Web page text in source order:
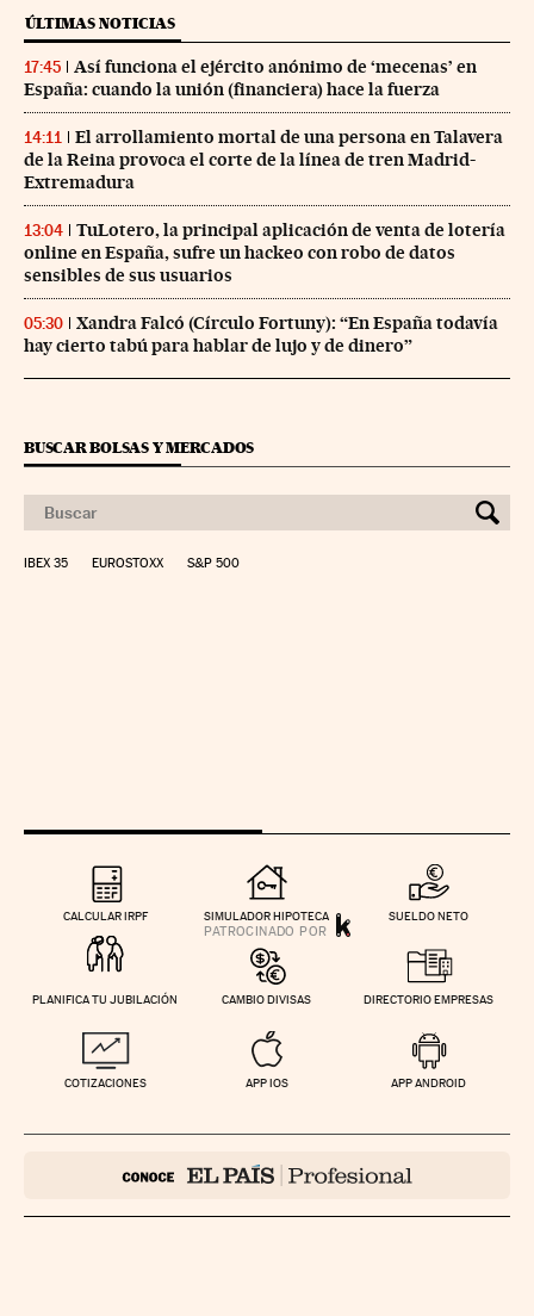
ÚLTIMAS NOTICIAS
17:45
Así funciona el ejército anónimo de ‘mecenas’ en
España: cuando la unión (financiera) hace la fuerza
14:11
El arrollamiento mortal de una persona en Talavera
de la Reina provoca el corte de la línea de tren Madrid-
Extremadura
13:04
TuLotero, la principal aplicación de venta de lotería
online en España, sufre un hackeo con robo de datos
sensibles de sus usuarios
05:30
Xandra Falcó (Círculo Fortuny): “En España todavía
hay cierto tabú para hablar de lujo y de dinero”
BUSCAR BOLSAS Y MERCADOS
IBEX 35 EUROSTOXX S&P 500
CALCULAR IRPF SIMULADOR HIPOTECA SUELDO NETO
PLANIFICA TU JUBILACIÓN CAMBIO DIVISAS DIRECTORIO EMPRESAS
COTIZACIONES APP IOS APP ANDROID